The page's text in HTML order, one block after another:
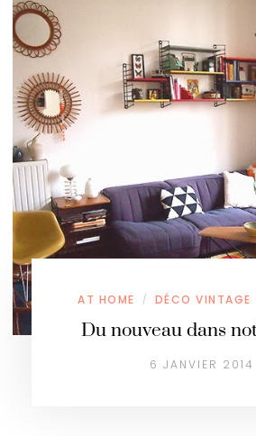
AT HOME / DÉCO VINTAGE
Du nouveau dans
6 JANVIER 2014